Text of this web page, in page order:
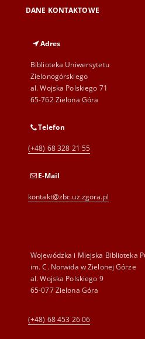
DANE KONTAKTOWE
Adres
Biblioteka Uniwersytetu
Zielonogórskiego
al. Wojska Polskiego 71
65-762 Zielona Góra
Telefon
(+48) 68 328 21 55
E-Mail
kontakt@zbc.uz.zgora.pl
Wojewódzka i Miejska Biblioteka
im. C. Norwida w Zielonej Górze
al. Wojska Polskiego 9
65-077 Zielona Góra
(+48) 68 453 26 06